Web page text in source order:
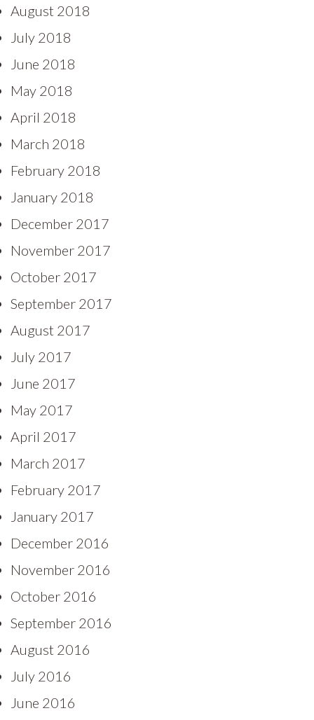
August 2018
July 2018
June 2018
May 2018
April 2018
March 2018
February 2018
January 2018
December 2017
November 2017
October 2017
September 2017
August 2017
July 2017
June 2017
May 2017
April 2017
March 2017
February 2017
January 2017
December 2016
November 2016
October 2016
September 2016
August 2016
July 2016
June 2016